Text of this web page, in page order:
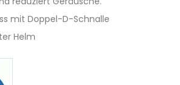
mit Doppel-D-Schnalle
Helm